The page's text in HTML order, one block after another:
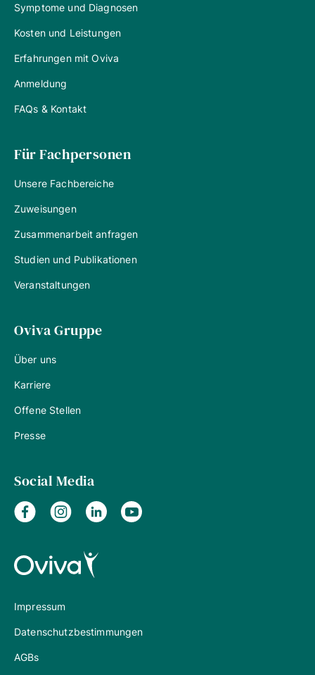
Symptome und Diagnosen
Kosten und Leistungen
Erfahrungen mit Oviva
Anmeldung
FAQs & Kontakt
Für Fachpersonen
Unsere Fachbereiche
Zuweisungen
Zusammenarbeit anfragen
Studien und Publikationen
Veranstaltungen
Oviva Gruppe
Über uns
Karriere
Offene Stellen
Presse
Social Media
Impressum
Datenschutzbestimmungen
AGBs